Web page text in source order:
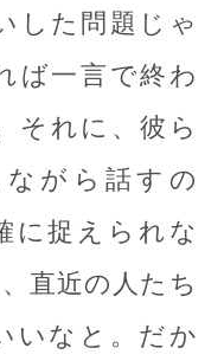
した問題じゃ
ば一言で終わ
それに、彼ら
がら話すの
に捉えられな
直近の人たち
いなと。だか